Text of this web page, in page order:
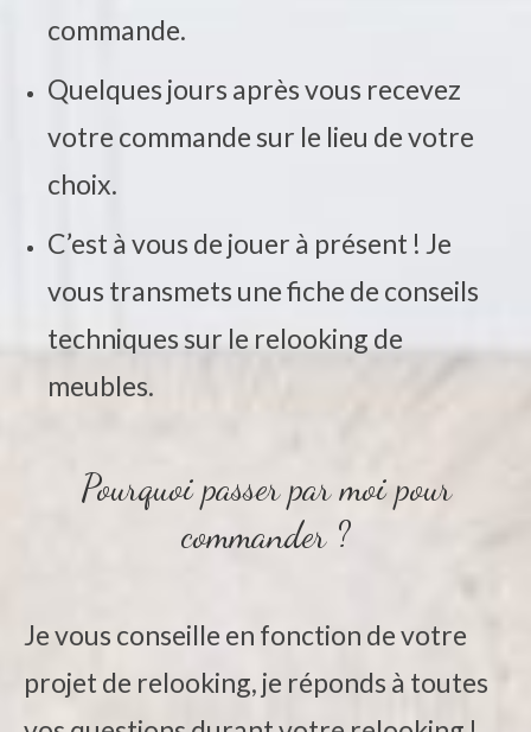
commande.
Quelques jours après vous recevez
votre commande sur le lieu de votre
choix.
C’est à vous de jouer à présent ! Je
vous transmets une fiche de conseils
techniques sur le relooking de
meubles.
Pourquoi passer par moi pour
commander ?
Je vous conseille en fonction de votre
projet de relooking, je réponds à toutes